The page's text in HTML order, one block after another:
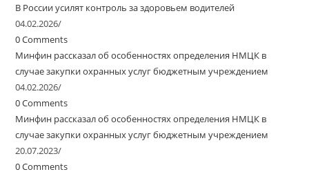
В России усилят контроль за здоровьем водителей
04.02.2026/
0 Comments
Минфин рассказал об особенностях определения НМЦК в
случае закупки охранных услуг бюджетным учреждением
04.02.2026/
0 Comments
Минфин рассказал об особенностях определения НМЦК в
случае закупки охранных услуг бюджетным учреждением
20.07.2023/
0 Comments